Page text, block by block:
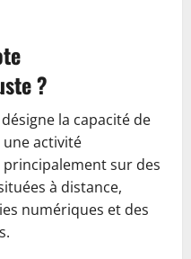
?
la capacité de
activité
principalement sur des
à distance,
numériques et des